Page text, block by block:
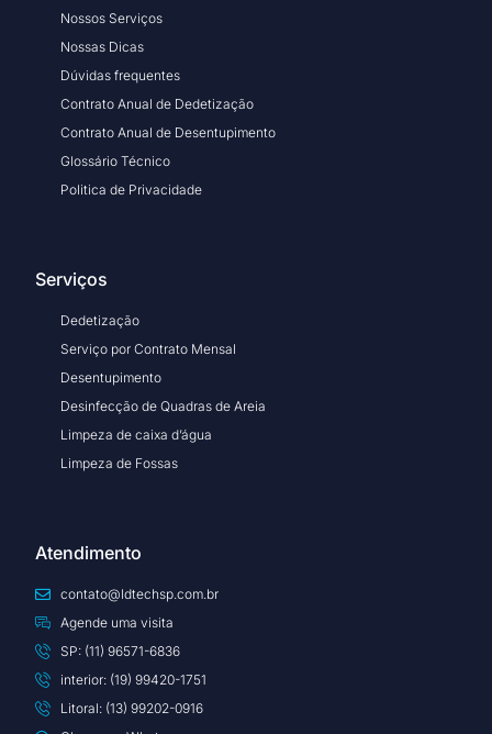
Nossos Serviços
Nossas Dicas
Dúvidas frequentes
Contrato Anual de Dedetização
Contrato Anual de Desentupimento
Glossário Técnico
Politica de Privacidade
Serviços
Dedetização
Serviço por Contrato Mensal
Desentupimento
Desinfecção de Quadras de Areia
Limpeza de caixa d’água
Limpeza de Fossas
Atendimento
contato@ldtechsp.com.br
Agende uma visita
SP: (11) 96571-6836
interior: (19) 99420-1751
Litoral: (13) 99202-0916